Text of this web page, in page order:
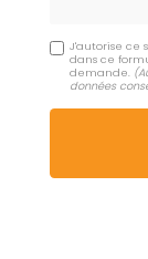
J'autorise ce
dans ce
demande.
données